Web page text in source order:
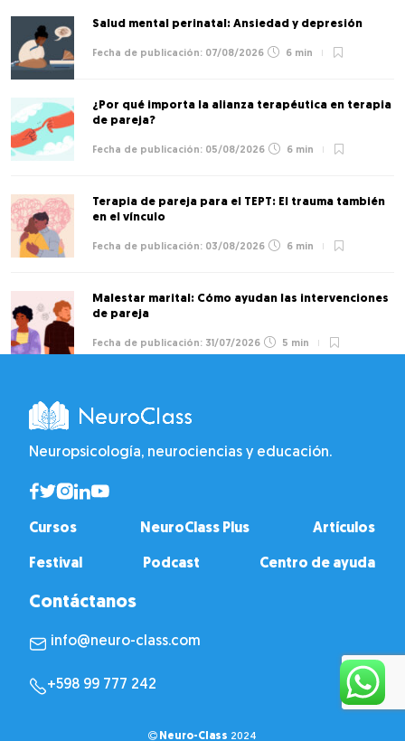
Salud mental perinatal: Ansiedad y depresión
07/08/2026 6 min
¿Por qué importa la alianza terapéutica en terapia
de pareja?
05/08/2026 6 min
Terapia de pareja para el TEPT: El trauma también
en el vínculo
03/08/2026 6 min
Malestar marital: Cómo ayudan las intervenciones
de pareja
31/07/2026 5 min
Neuropsicología, neurociencias y educación.
Cursos NeuroClass Plus Artículos
Festival Podcast Centro de ayuda
Contáctanos
info@neuro-class.com
+598 99 777 242
Neuro-Class 2024